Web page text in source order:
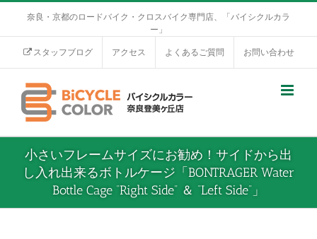
奈良・京都のロードバイク・クロスバイク専門店、「バイシクルカラ
ー」
スタッフブログ アクセス よくあるご質問 お問い合わせ
小さいフレームサイズにお勧め！サイドから出
し入れ出来るボトルケージ「BONTRAGER Water
Bottle Cage “Right Side” ＆ “Left Side”」